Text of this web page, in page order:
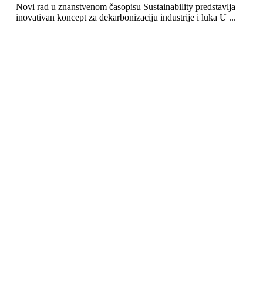
Novi rad u znanstvenom časopisu Sustainability predstavlja
inovativan koncept za dekarbonizaciju industrije i luka U ...